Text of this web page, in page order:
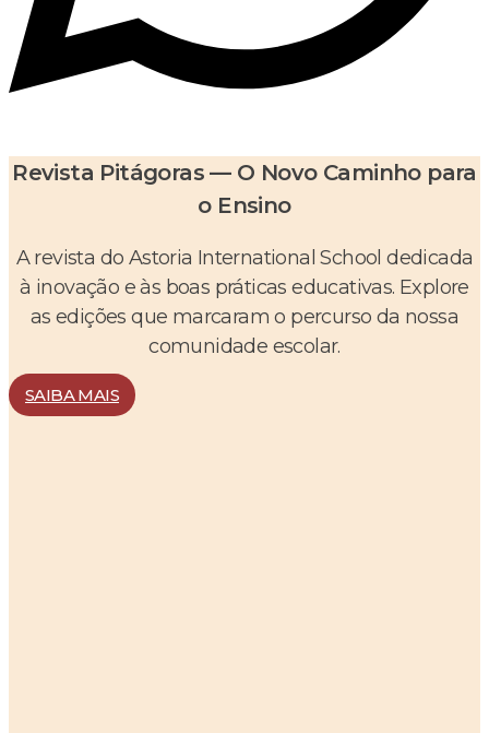
Revista Pitágoras — O Novo Caminho para
o Ensino
A revista do Astoria International School dedicada
à inovação e às boas práticas educativas. Explore
as edições que marcaram o percurso da nossa
comunidade escolar.
SAIBA MAIS